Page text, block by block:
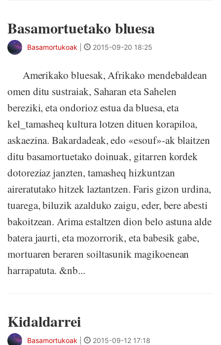
Basamortuetako bluesa
Basamortukoak 2015-09-20 18:25
Amerikako bluesak, Afrikako mendebaldean
omen ditu sustraiak, Saharan eta Sahelen
bereziki, eta ondorioz estua da bluesa, eta
kel_tamasheq kultura lotzen dituen korapiloa,
askaezina. Bakardadeak, edo «esouf»-ak blaitzen
ditu basamortuetako doinuak, gitarren kordek
dotoreziaz janzten, tamasheq hizkuntzan
aireratutako hitzek laztantzen. Faris gizon urdina,
tuarega, biluzik azalduko zaigu, eder, bere abesti
bakoitzean. Arima estaltzen dion belo astuna alde
batera jaurti, eta mozorrorik, eta babesik gabe,
mortuaren beraren soiltasunik magikoenean
harrapatuta. &nb...
Kidaldarrei
Basamortukoak 2015-09-12 17:18